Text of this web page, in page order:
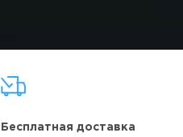
Бесплатная доставка